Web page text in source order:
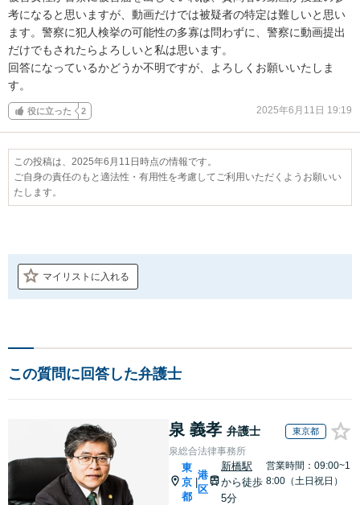
考になると思いますが、動画だけでは被疑者の特定は難しいと思い
ます。警察に犯人検挙の可能性の多寡は問わずに、警察に動画提出
だけでもされたらよろしいと私は思います。
回答になっているかどうか不明ですが、よろしくお願いいたしま
す。
役に立った 2 2025年6月11日 19:19
この投稿は、2025年6月11日時点の情報です。
ご自身の責任のもと適法性・有用性を考慮してご利用いただくようお願いい
たします。
マイリストに入れる
この質問に回答した弁護士
泉 義孝 弁護士 東京都
泉総合法律事務所
東
京
都
港
区
新橋駅
から徒歩
5分
営業時間：09:00~1
8:00（土日祝日）